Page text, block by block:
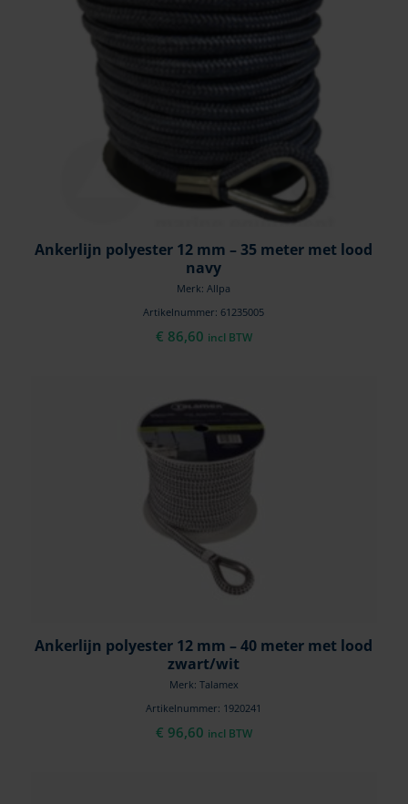
Ankerlijn polyester 12 mm – 35 meter met lood
navy
Merk: Allpa
Artikelnummer: 61235005
€ 86,60 incl BTW
Ankerlijn polyester 12 mm – 40 meter met lood
zwart/wit
Merk: Talamex
Artikelnummer: 1920241
€ 96,60 incl BTW